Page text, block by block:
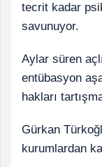
tecrit kadar
savunuyor.
Aylar süren
entübasyon
hakları
Gürkan
kurumlardan